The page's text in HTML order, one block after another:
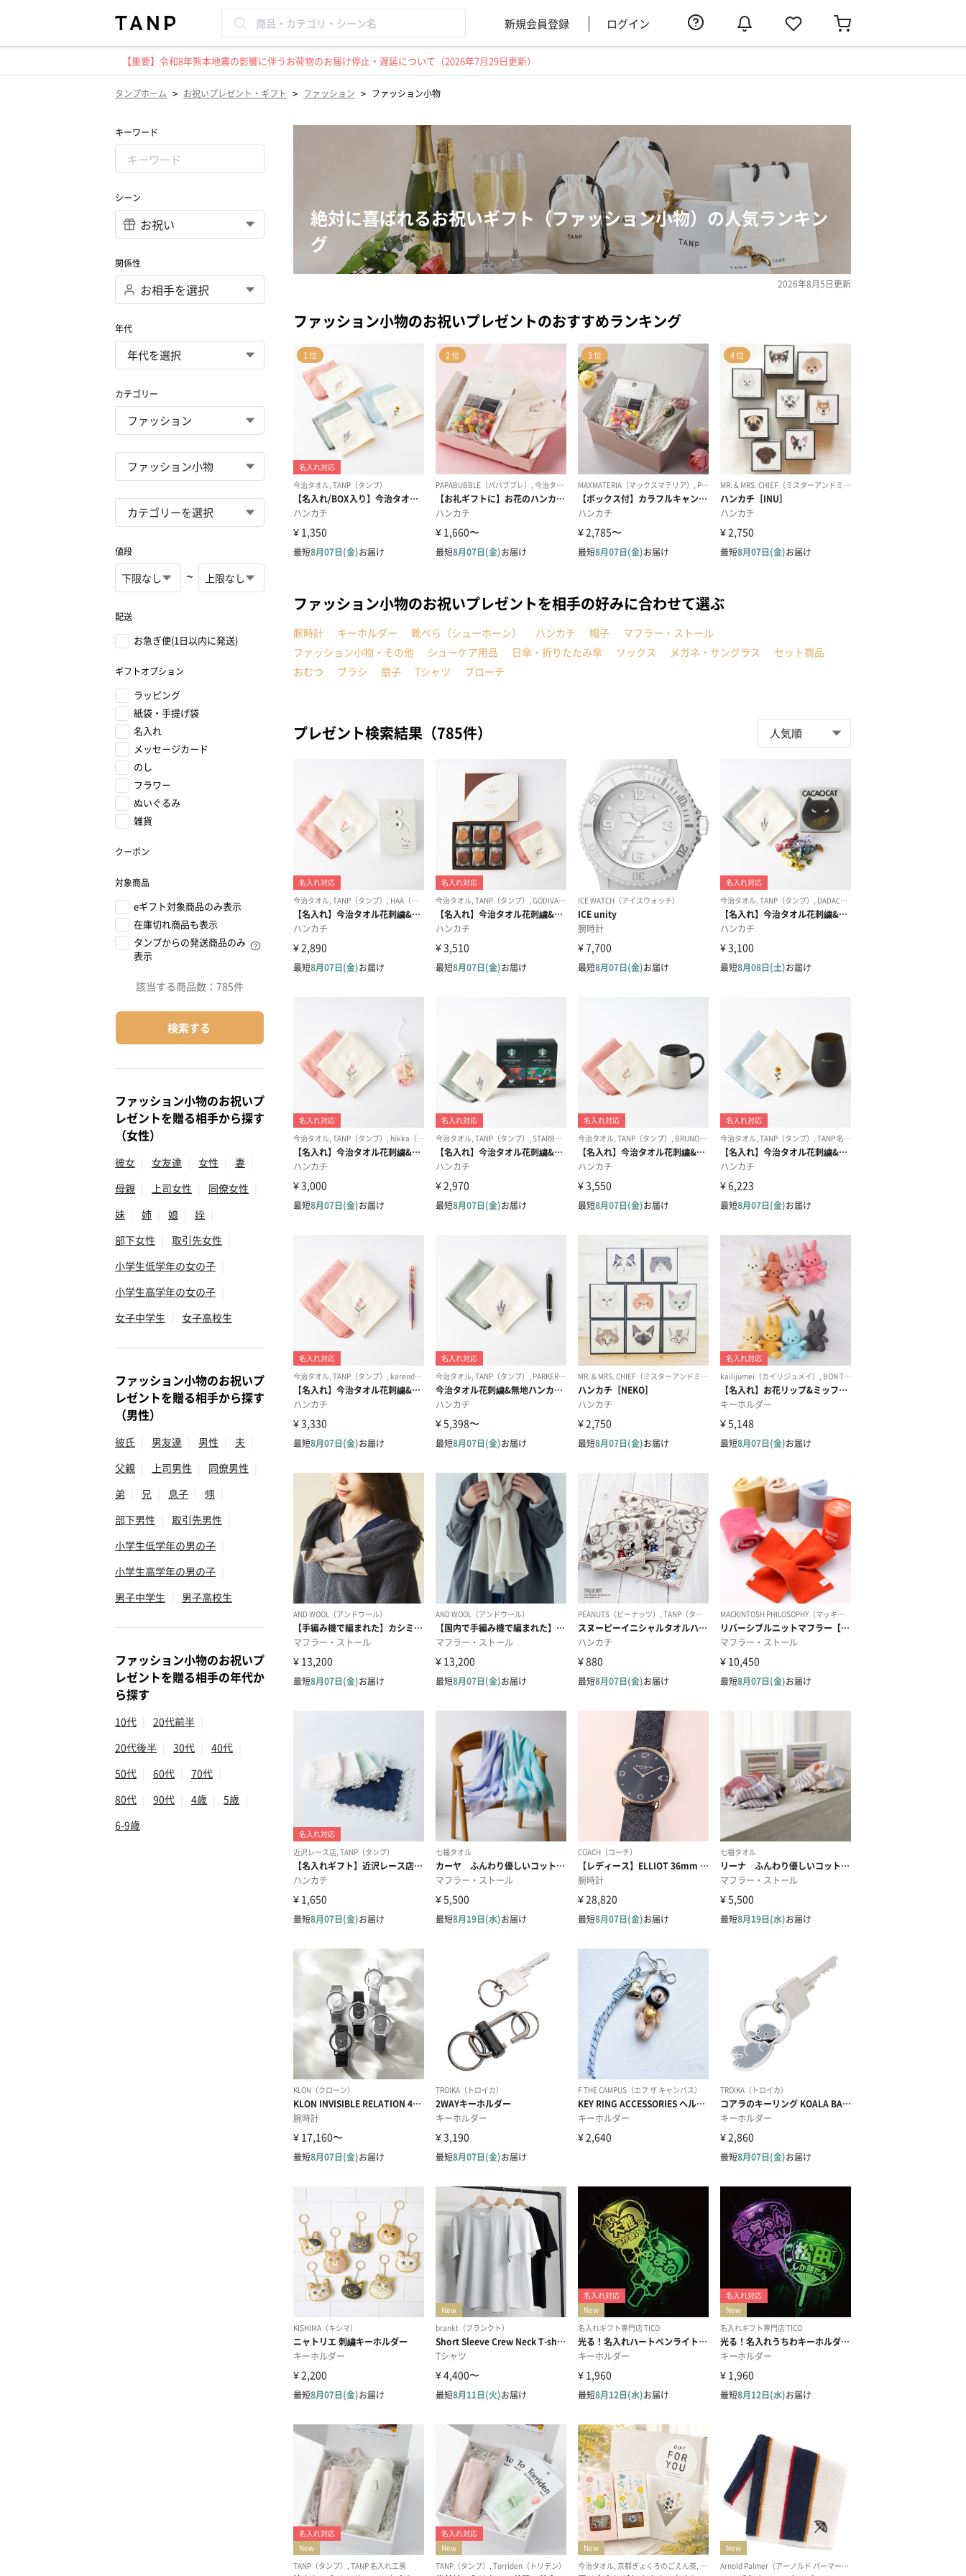
新規会員登録 ログイン
【重要】令和8年熊本地震の影響に伴うお荷物のお届け停止・遅延について（2026年7月29日更新）
タンプホーム > お祝いプレゼント・ギフト > ファッション > ファッション小物
キーワード
シーン
関係性
年代
カテゴリー
値段
~
配送
お急ぎ便(1日以内に発送)
ギフトオプション
ラッピング
紙袋・手提げ袋
名入れ
メッセージカード
のし
フラワー
ぬいぐるみ
雑貨
クーポン
対象商品
eギフト対象商品のみ表示
在庫切れ商品も表示
タンプからの発送商品のみ
表示
該当する商品数： 785件
検索する
ファッション小物のお祝いプ
レゼントを贈る相手から探す
（女性）
彼女 女友達 女性 妻
母親
上司女性 同僚女性
妹
姉 娘 姪
部下女性
取引先女性
小学生低学年の女の子
小学生高学年の女の子
女子中学生
女子高校生
ファッション小物のお祝いプ
レゼントを贈る相手から探す
（男性）
彼氏 男友達 男性 夫
父親
上司男性 同僚男性
弟
兄 息子 甥
部下男性
取引先男性
小学生低学年の男の子
小学生高学年の男の子
男子中学生
男子高校生
ファッション小物のお祝いプ
レゼントを贈る相手の年代か
ら探す
10代 20代前半
20代後半
30代 40代
50代
60代 70代
80代
90代 4歳 5歳
6-9歳
絶対に喜ばれるお祝いギフト（ファッション小物）の人気ランキン
グ
2026年8月5日更新
ファッション小物のお祝いプレゼントのおすすめランキング
ファッション小物のお祝いプレゼントを相手の好みに合わせて選ぶ
腕時計 キーホルダー 靴べら（シューホーン） ハンカチ 帽子
マフラー・ストール
ファッション小物・その他
シューケア用品 日傘・折りたたみ傘 ソックス メガネ・サングラス
セット商品
おむつ
ブラシ 扇子 Tシャツ ブローチ
プレゼント検索結果（785件）